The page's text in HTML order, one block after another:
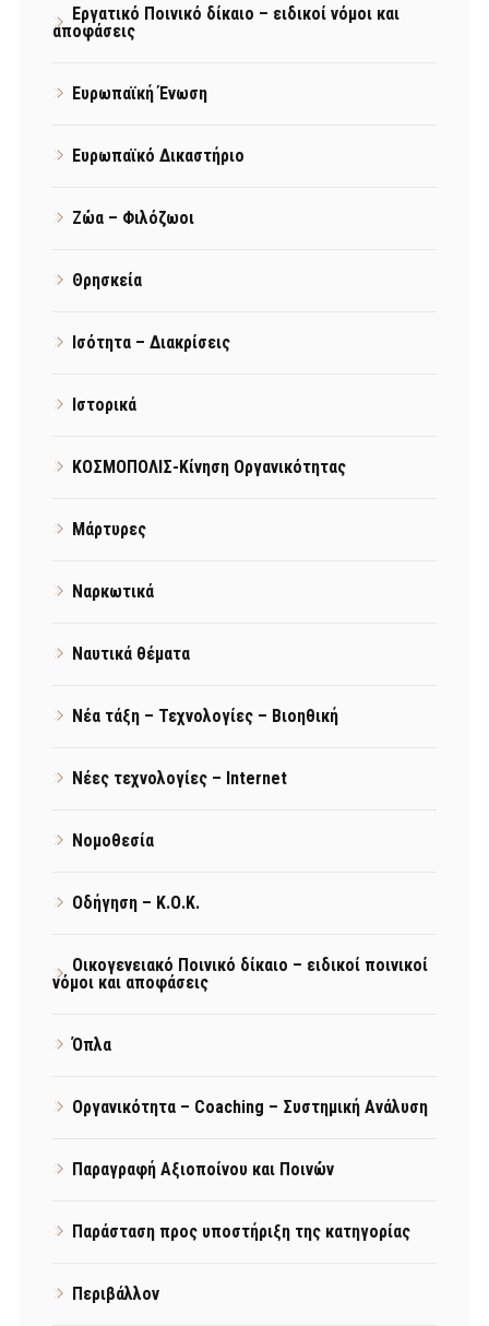
Εργατικό Ποινικό δίκαιο – ειδικοί νόμοι και
αποφάσεις
Ευρωπαϊκή Ένωση
Ευρωπαϊκό Δικαστήριο
Ζώα – Φιλόζωοι
Θρησκεία
Ισότητα – Διακρίσεις
Ιστορικά
ΚΟΣΜΟΠΟΛΙΣ-Κίνηση Οργανικότητας
Μάρτυρες
Ναρκωτικά
Ναυτικά θέματα
Νέα τάξη – Τεχνολογίες – Βιοηθική
Νέες τεχνολογίες – Internet
Νομοθεσία
Οδήγηση – Κ.Ο.Κ.
Οικογενειακό Ποινικό δίκαιο – ειδικοί ποινικοί
νόμοι και αποφάσεις
Όπλα
Οργανικότητα – Coaching – Συστημική Ανάλυση
Παραγραφή Αξιοποίνου και Ποινών
Παράσταση προς υποστήριξη της κατηγορίας
Περιβάλλον